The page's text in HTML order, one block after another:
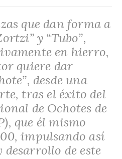
que dan forma a
y “Tubo”,
en hierro,
quiere dar
desde una
tras el éxito del
de Ochotes de
que él mismo
impulsando así
de este